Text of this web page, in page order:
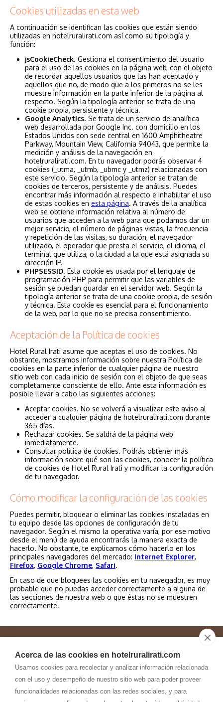
Acerca de las cookies en hotelruralirati.com
Usamos cookies para recolectar y analizar información relacionada
con el uso y desempeño de nuestro sitio web para poder proveer
funcionalidades relacionadas con las redes sociales, y para
Cookies utilizadas en esta web
A continuación se identifican las cookies que están siendo
utilizadas en hotelruralirati.com así como su tipología y
función:
jsCookieCheck. Gestiona el consentimiento del usuario
para el uso de las cookies en la página web, con el objeto
de recordar aquellos usuarios que las han aceptado y
aquellos que no, de modo que a los primeros no se les
muestre información en la parte inferior de la página al
respecto. Según la tipología anterior se trata de una
cookie propia, persistente y técnica.
Google Analytics. Se trata de un servicio de analítica
web desarrollada por Google Inc. con domicilio en los
Estados Unidos con sede central en 1600 Amphitheatre
Parkway, Mountain View, California 94043, que permite la
medición y análisis de la navegación en
hotelruralirati.com. En tu navegador podrás observar 4
cookies (_utma, _utmb, _ubmc y _utmz) relacionadas con
este servicio. Según la tipología anterior se tratan de
cookies de terceros, persistente y de análisis. Puedes
encontrar más información al respecto e inhabilitar el uso
de estas cookies en esta página. A través de la analítica
web se obtiene información relativa al número de
usuarios que acceden a la web para que podamos dar un
mejor servicio, el número de páginas vistas, la frecuencia
y repetición de las visitas, su duración, el navegador
utilizado, el operador que presta el servicio, el idioma, el
terminal que utiliza, o la ciudad a la que está asignada su
dirección IP.
PHPSESSID. Esta cookie es usada por el lenguaje de
programación PHP para permitir que las variables de
sesión se puedan guardar en el servidor web. Según la
tipología anterior se trata de una cookie propia, de sesión
y técnica. Esta cookie es esencial para el funcionamiento
de la web, por lo que no se precisa consentimiento.
Aceptación de la Política de cookies
Hotel Rural Irati asume que aceptas el uso de cookies. No
obstante, mostramos información sobre nuestra Política de
cookies en la parte inferior de cualquier página de nuestro
sitio web con cada inicio de sesión con el objeto de que seas
completamente consciente de ello. Ante esta información es
posible llevar a cabo las siguientes acciones:
Aceptar cookies. No se volverá a visualizar este aviso al
acceder a cualquier página de hotelruralirati.com durante
365 días.
Rechazar cookies. Se saldrá de la página web
inmediatamente.
Consultar política de cookies. Podrás obtener más
información sobre qué son las cookies, conocer la política
de cookies de Hotel Rural Irati y modificar la configuración
de tu navegador.
Cómo modificar la configuración de las cookies
Puedes permitir, bloquear o eliminar las cookies instaladas en
tu equipo desde las opciones de configuración de tu
navegador. Según el mismo la operativa varía, por ese motivo
desde el menú de ayuda encontrarás la manera exacta de
hacerlo. No obstante, te explicamos cómo hacerlo en los
principales navegadores del mercado: Internet Explorer,
Firefox, Google Chrome, Safari.
En caso de que bloquees las cookies en tu navegador, es muy
probable que no puedas acceder correctamente a alguna de
las secciones de nuestra web o que éstas no se muestren
correctamente.
618.145.370 948.890.054
hotelruralirati@ gmail.com